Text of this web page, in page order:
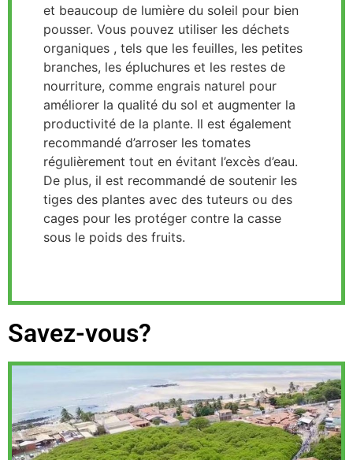
et beaucoup de lumière du soleil pour bien
pousser. Vous pouvez utiliser les déchets
organiques , tels que les feuilles, les petites
branches, les épluchures et les restes de
nourriture, comme engrais naturel pour
améliorer la qualité du sol et augmenter la
productivité de la plante. Il est également
recommandé d’arroser les tomates
régulièrement tout en évitant l’excès d’eau.
De plus, il est recommandé de soutenir les
tiges des plantes avec des tuteurs ou des
cages pour les protéger contre la casse
sous le poids des fruits.
Savez-vous?